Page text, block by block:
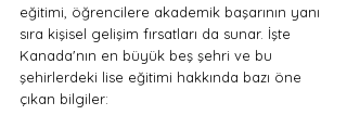
eğitimi, öğrencilere akademik başarının yanı
sıra kişisel gelişim fırsatları da sunar. İşte
Kanada'nın en büyük beş şehri ve bu
şehirlerdeki lise eğitimi hakkında bazı öne
çıkan bilgiler: